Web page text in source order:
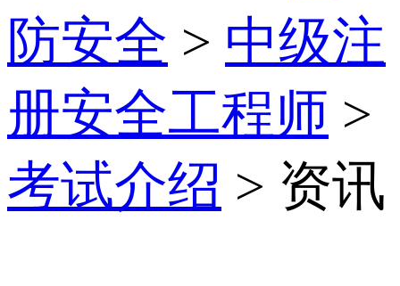
防安全 > 中级注
册安全工程师 >
考试介绍 > 资讯